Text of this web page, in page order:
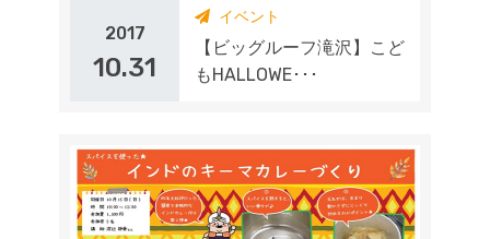
2017
10.31
イベント
【ビッグルーフ滝沢】こど
もHALLOWE･･･